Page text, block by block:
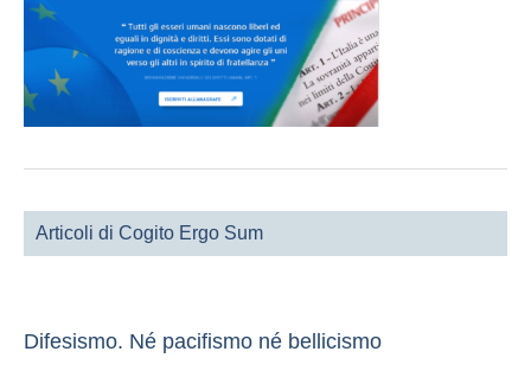
Articoli di Cogito Ergo Sum
Difesismo. Né pacifismo né bellicismo